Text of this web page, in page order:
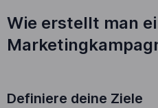
Wie erstellt man
Definiere deine Ziele